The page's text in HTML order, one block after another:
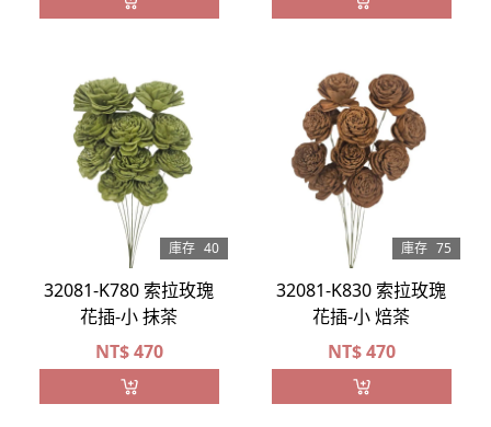
庫存 40
32081-K780 索拉玫瑰
花插-小 抹茶
NT$470
庫存 75
32081-K830 索拉玫瑰
花插-小 焙茶
NT$470